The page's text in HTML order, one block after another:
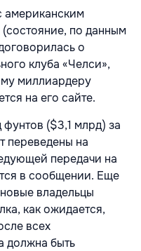
американским
по данным
о
клуба «Челси»,
миллиардеру
на его сайте.
фунтов ($3,1 млрд) за
переведены на
передачи на
в сообщении. Еще
владельцы
как ожидается,
всех
должна быть